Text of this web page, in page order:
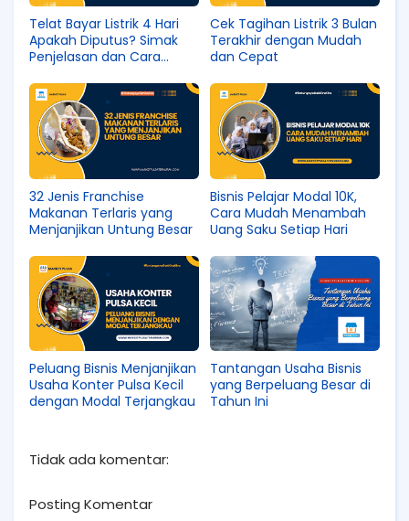
Telat Bayar Listrik 4 Hari
Apakah Diputus? Simak
Penjelasan dan Cara
Cek Tagihan Listrik 3 Bulan
Terakhir dengan Mudah
dan Cepat
32 Jenis Franchise
Makanan Terlaris yang
Menjanjikan Untung Besar
Bisnis Pelajar Modal 10K,
Cara Mudah Menambah
Uang Saku Setiap Hari
Peluang Bisnis Menjanjikan
Usaha Konter Pulsa Kecil
dengan Modal Terjangkau
Tantangan Usaha Bisnis
yang Berpeluang Besar di
Tahun Ini
Tidak ada komentar:
Posting Komentar